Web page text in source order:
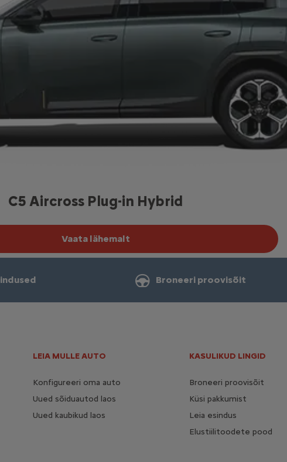
C5 Aircross Plug-in Hybrid
Vaata lähemalt
Broneeri proovisõit
LEIA MULLE AUTO
Konfigureeri oma auto
Uued sõiduautod laos
Uued kaubikud laos
KASULIKUD LINGID
Broneeri proovisõit
Küsi pakkumist
Leia esindus
Elustiilitoodete pood